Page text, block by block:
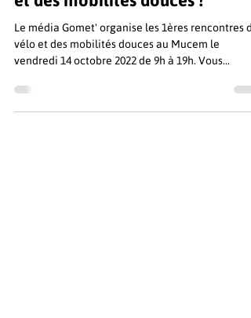
Levélo+ aux rencontres du vélo
et des mobilités douces !
vélo et des mobilités douces au Mucem le